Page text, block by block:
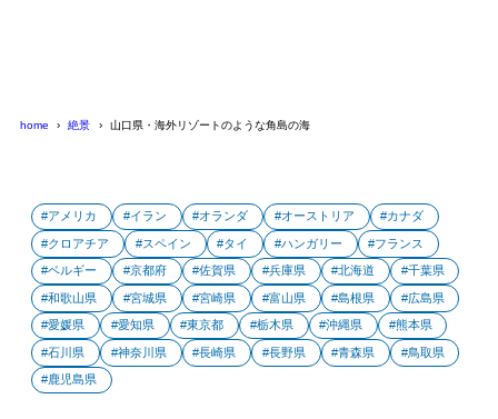
home 絶景 山口県・海外リゾートのような角島の海
アメリカ イラン オランダ オーストリア カナダ
クロアチア スペイン タイ ハンガリー フランス
ベルギー 京都府 佐賀県 兵庫県 北海道 千葉県
和歌山県 宮城県 宮崎県 富山県 島根県 広島県
愛媛県 愛知県 東京都 栃木県 沖縄県 熊本県
石川県 神奈川県 長崎県 長野県 青森県 鳥取県
鹿児島県